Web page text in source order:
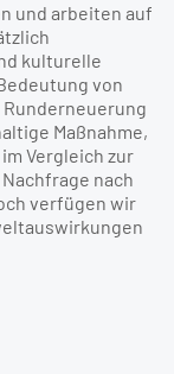
und arbeiten auf
kulturelle
von
Maßnahme,
Vergleich zur
nach
verfügen wir